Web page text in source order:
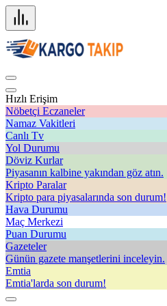
Hızlı Erişim
Nöbetçi Eczaneler
Namaz Vakitleri
Canlı Tv
Yol Durumu
Döviz Kurlar
Piyasanın kalbine yakından göz atın.
Kripto Paralar
Kripto para piyasalarında son durum!
Hava Durumu
Maç Merkezi
Puan Durumu
Gazeteler
Günün gazete manşetlerini inceleyin.
Emtia
Emtia'larda son durum!